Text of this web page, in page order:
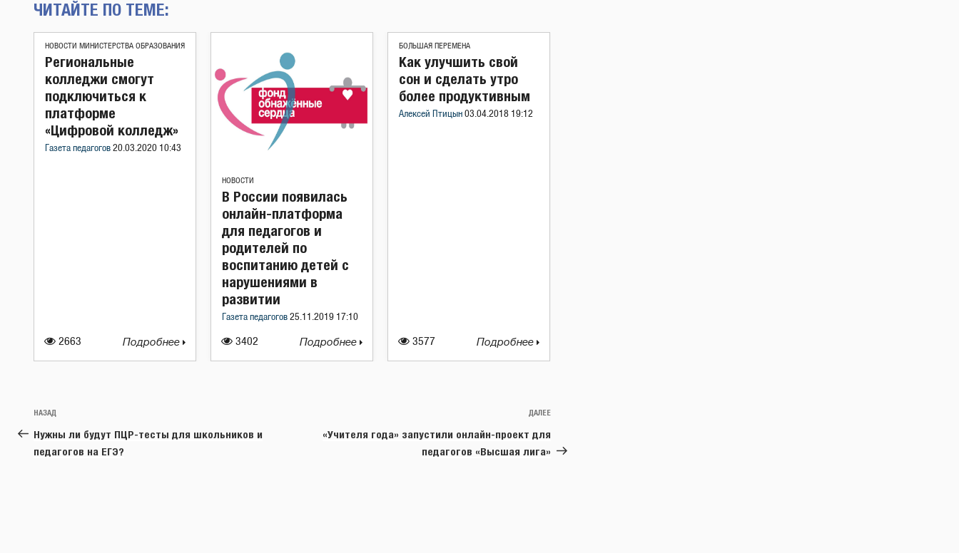
ЧИТАЙТЕ ПО ТЕМЕ:
НОВОСТИ МИНИСТЕРСТВА ОБРАЗОВАНИЯ
2663
Региональные
колледжи смогут
подключиться к
платформе
«Цифровой колледж»
Газета педагогов 20.03.2020 10:43
Подробнее
НОВОСТИ
3402
В России появилась
онлайн-платформа
для педагогов и
родителей по
воспитанию детей с
нарушениями в
развитии
Газета педагогов 25.11.2019 17:10
Подробнее
БОЛЬШАЯ ПЕРЕМЕНА
3577
Как улучшить свой
сон и сделать утро
более продуктивным
Алексей Птицын 03.04.2018 19:12
Подробнее
Навигация
по
записям
Предыдущая
запись:
НАЗАД
Нужны ли будут ПЦР-тесты для школьников и
педагогов на ЕГЭ?
Следующая
ДАЛЕЕ
«Учителя года» запустили онлайн-проект для
педагогов «Высшая лига»